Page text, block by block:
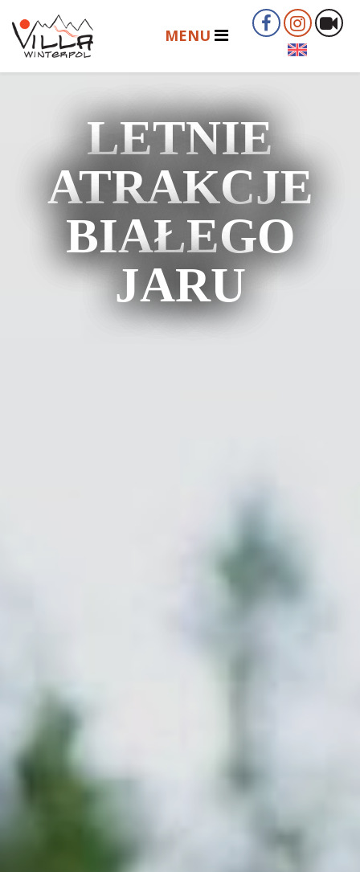
LETNIE
ATRAKCJE
BIAŁEGO
JARU